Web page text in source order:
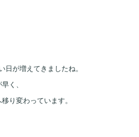
日が増えてきましたね。
く、
り変わっています。